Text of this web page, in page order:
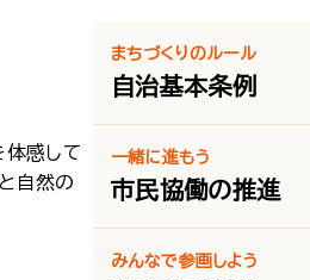
感して
自然の
まちづくりのルール
自治基本条例
一緒に進もう
市民協働の推進
みんなで参画しよう